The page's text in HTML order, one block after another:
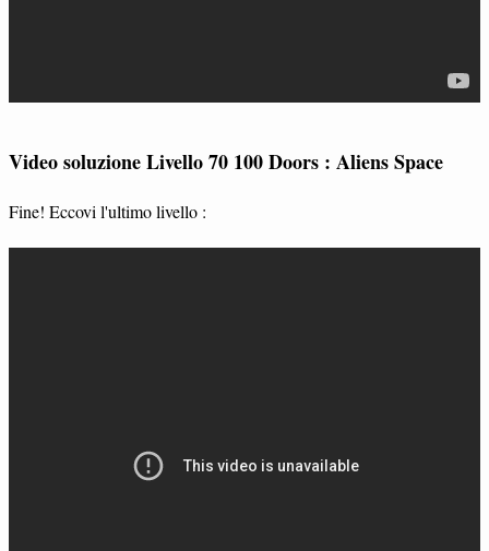
Video soluzione Livello 70 100 Doors : Aliens Space
Fine! Eccovi l'ultimo livello :